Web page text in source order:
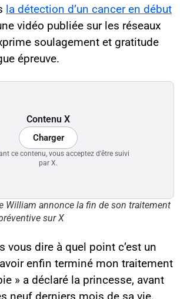
la détection d’un cancer en début
vidéo publiée sur les réseaux
soulagement et gratitude
épreuve.
Contenu X
Charger
ce contenu, vous acceptez d’être suivi
par X.
William annonce la fin de son traitement
sur X
vous dire à quel point c’est un
enfin terminé mon traitement
» a déclaré la princesse, avant
neuf derniers mois de sa vie.